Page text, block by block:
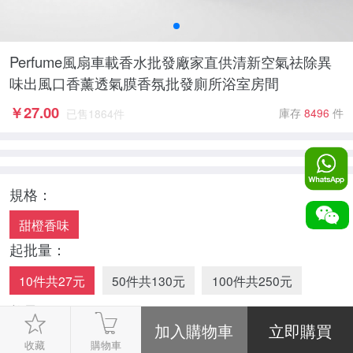
Perfume風扇車載香水批發廠家直供清新空氣祛除異
味出風口香薰透氣膜香氛批發廁所浴室房間
￥27.00 已售 1864件 庫存 8496 件
規格：
甜橙香味
起批量：
10件共27元 50件共130元 100件共250元
數量：
-
+
收藏 購物車